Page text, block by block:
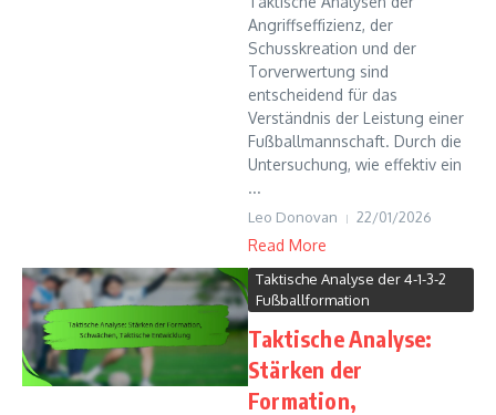
Angriffseffizienz, der
Schusskreation und der
Torverwertung sind
entscheidend für das
Verständnis der Leistung einer
Fußballmannschaft. Durch die
Untersuchung, wie effektiv ein
...
Leo Donovan 22/01/2026
Read More
Taktische Analyse der 4-1-3-2
Fußballformation
Taktische Analyse:
Stärken der
Formation,